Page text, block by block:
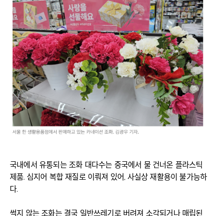
국내에서 유통되는 조화 대다수는 중국에서 물 건너온 플라스틱
제품. 심지어 복합 재질로 이뤄져 있어, 사실상 재활용이 불가능하
다.
썩지 않는 조화는 결국 일반쓰레기로 버려져 소각되거나 매립된